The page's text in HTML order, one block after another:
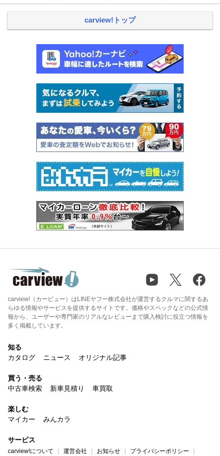
carview!トップ
carview!（カービュー）はLINEヤフー株式会社が運営するクルマに関するあ
らゆる情報やサービスを提供するサイトです。価格やスペックなどの公式情
報から、ユーザーや専門家のリアルなレビューまで購入検討に役立つ情報を
多く掲載しています。
知る
カタログ
ニュース オリジナル記事
買う・売る
中古車検索
新車見積り 車買取
楽しむ
マイカー
みんカラ
サービス
carview!について 運営会社 お知らせ プライバシーポリシー